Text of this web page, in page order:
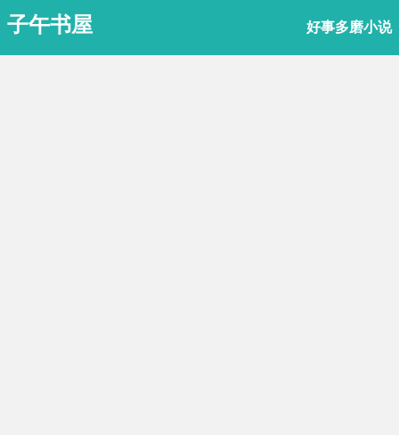
子午书屋 好事多磨小说